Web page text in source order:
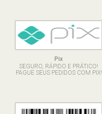
Pix
SEGURO, RÁPIDO E PRÁTICO!
PAGUE SEUS PEDIDOS COM PIX!